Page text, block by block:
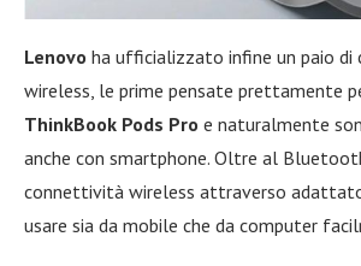
Lenovo ha ufficializzato infine un paio di
wireless, le prime pensate prettamente
ThinkBook Pods Pro e naturalmente
anche con smartphone. Oltre al
connettività wireless attraverso
usare sia da mobile che da computer